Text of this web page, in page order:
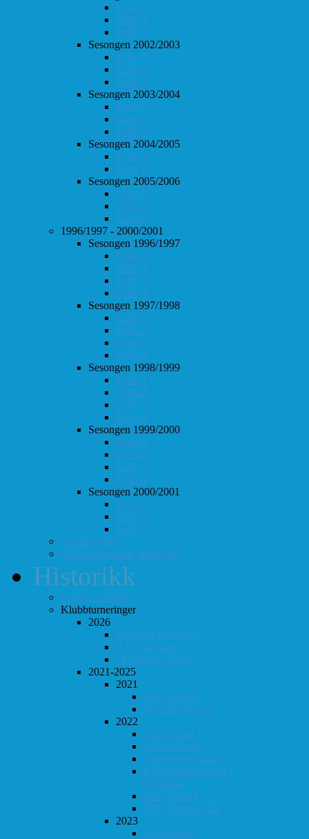
Follo 1
Follo 2
Follo 3
Sesongen 2002/2003
Follo 1
Follo 2
Follo 3
Sesongen 2003/2004
Follo 1
Follo 2
Follo 3
Sesongen 2004/2005
Follo 1
Follo 2
Sesongen 2005/2006
Follo 1
Follo 2
Follo 3
1996/1997 - 2000/2001
Sesongen 1996/1997
Follo 1
Follo 2
Follo 3
Follo 4
Sesongen 1997/1998
Follo 1
Follo 2
Follo 3
Follo 4
Sesongen 1998/1999
Follo 1
Follo 2
Follo 3
Follo 4
Sesongen 1999/2000
Follo 1
Follo 2
Follo 3
Follo 4
Sesongen 2000/2001
Follo 1
Follo 2
Follo 3
Totaloversikt
ØS-kamper med "Fullt hus"
Historikk
Vinner-oversikt
Klubbturneringer
2026
Klubbmesterskapet
KM Lynsjakk
Lyn/Hurtig våren
2021-2025
2021
Høst-konrad
Høstturneringen
2022
Vår-konrad
Vårturnering
Klubbmesterskapet
Klubbmesterskapet i
Lynsjakk
Høst-konrad
KM i Hurtigsjakk
2023
Vår-konrad